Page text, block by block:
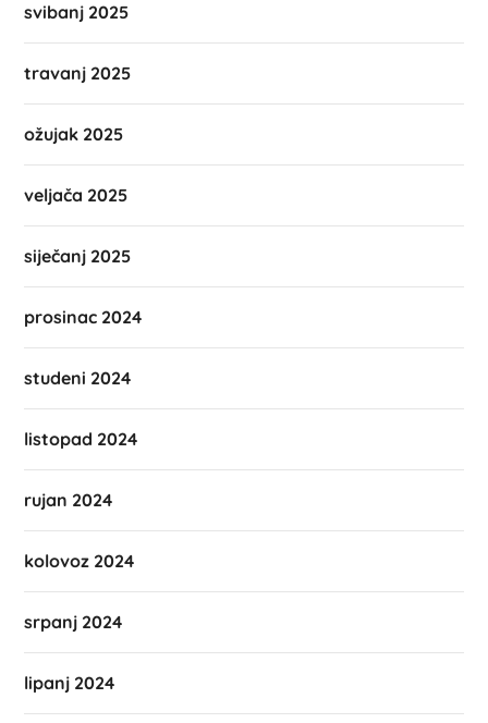
svibanj 2025
travanj 2025
ožujak 2025
veljača 2025
siječanj 2025
prosinac 2024
studeni 2024
listopad 2024
rujan 2024
kolovoz 2024
srpanj 2024
lipanj 2024